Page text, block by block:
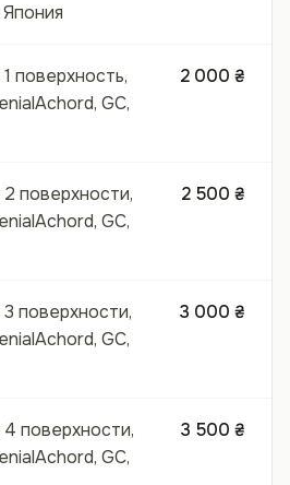
поверхность,
GC,
2 000 ₴
поверхности,
GC,
2 500 ₴
поверхности,
GC,
3 000 ₴
поверхности,
GC,
3 500 ₴